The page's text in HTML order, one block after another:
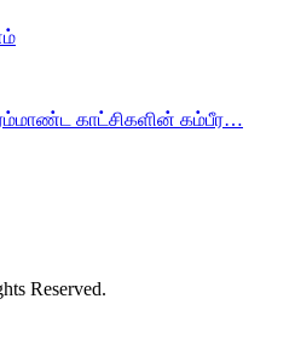
காட்சிகளின் கம்பீர…
Reserved.